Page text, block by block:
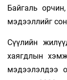
Байгаль
мэдээллийг
Сүүлийн
хаягдлын
мэдээлэлдээ